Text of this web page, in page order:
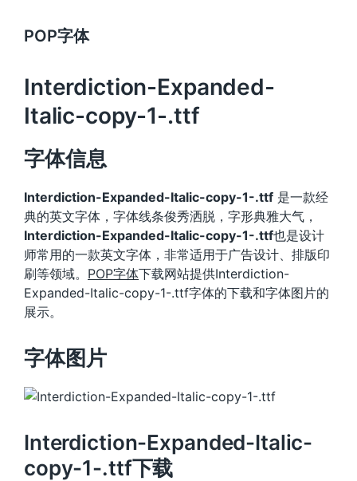
POP字体
Interdiction-Expanded-
Italic-copy-1-.ttf
字体信息
Interdiction-Expanded-Italic-copy-1-.ttf 是一款经
典的英文字体，字体线条俊秀洒脱，字形典雅大气，
Interdiction-Expanded-Italic-copy-1-.ttf也是设计
师常用的一款英文字体，非常适用于广告设计、排版印
刷等领域。 POP字体下载网站提供Interdiction-
Expanded-Italic-copy-1-.ttf字体的下载和字体图片的
展示。
字体图片
Interdiction-Expanded-Italic-
copy-1-.ttf下载